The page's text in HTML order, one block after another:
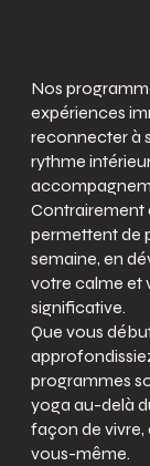
Nos
expériences
reconnecter à
rythme
Contrairement
permettent de
semaine, en
votre calme et
significative.
Que vous
programmes
yoga au-delà
façon de vivre,
vous-même.